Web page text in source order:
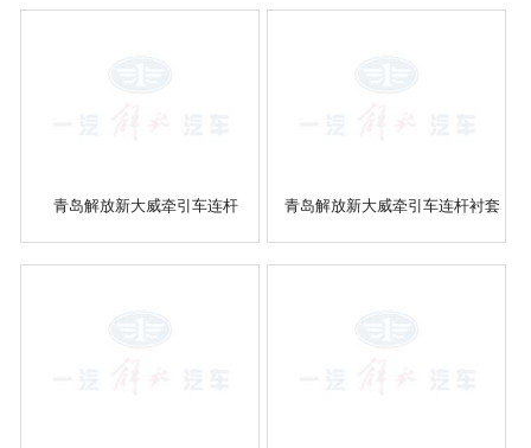
青岛解放新大威牵引车连杆 青岛解放新大威牵引车连杆衬套